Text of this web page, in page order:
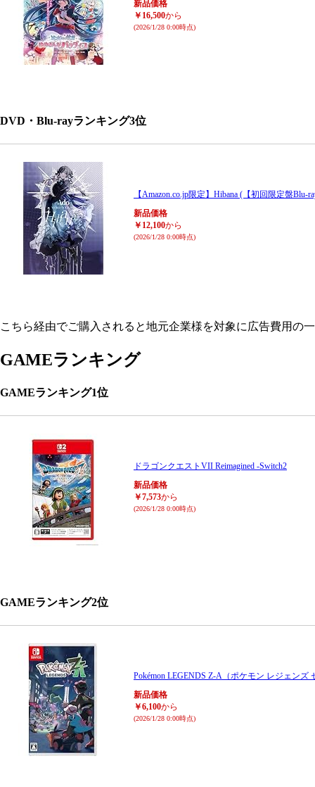
新品価格
￥16,500から
(2026/1/28 0:00時点)
DVD・Blu-rayランキング3位
【Amazon.co.jp限定】Hibana (【初回限定盤
新品価格
￥12,100から
(2026/1/28 0:00時点)
こちら経由でご購入されると地元企業様を対象に広告費用の
GAMEランキング
GAMEランキング1位
ドラゴンクエストVII Reimagined -Switch2
新品価格
￥7,573から
(2026/1/28 0:00時点)
GAMEランキング2位
Pokémon LEGENDS Z-A（ポケモン レジェンズ
新品価格
￥6,100から
(2026/1/28 0:00時点)